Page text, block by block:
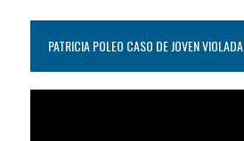
PATRICIA POLEO CASO DE JOVEN VIOLADA